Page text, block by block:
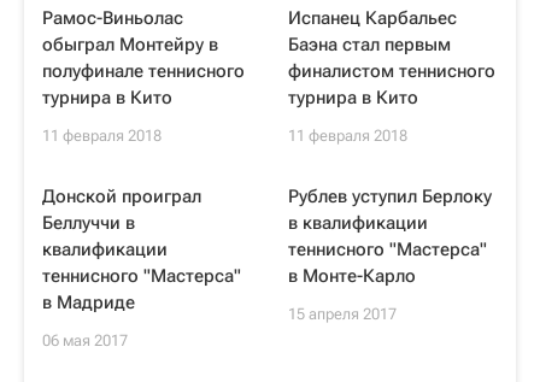
Рамос-Виньолас
обыграл Монтейру в
полуфинале теннисного
турнира в Кито
11 февраля 2018
Испанец Карбальес
Баэна стал первым
финалистом теннисного
турнира в Кито
11 февраля 2018
Донской проиграл
Беллуччи в
квалификации
теннисного "Мастерса"
в Мадриде
06 мая 2017
Рублев уступил Берлоку
в квалификации
теннисного "Мастерса"
в Монте-Карло
15 апреля 2017